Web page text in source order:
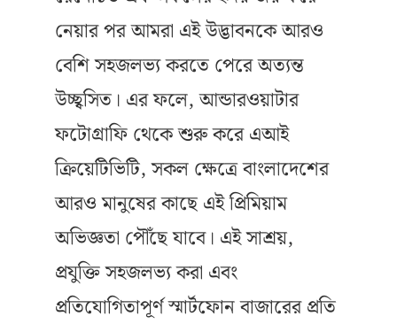
নেয়ার পর আমরা এই উদ্ভাবনকে আরও
বেশি সহজলভ্য করতে পেরে অত্যন্ত
উচ্ছ্বসিত। এর ফলে, আন্ডারওয়াটার
ফটোগ্রাফি থেকে শুরু করে এআই
ক্রিয়েটিভিটি, সকল ক্ষেত্রে বাংলাদেশের
আরও মানুষের কাছে এই প্রিমিয়াম
অভিজ্ঞতা পৌঁছে যাবে। এই সাশ্রয়,
প্রযুক্তি সহজলভ্য করা এবং
প্রতিযোগিতাপূর্ণ স্মার্টফোন বাজারের প্রতি